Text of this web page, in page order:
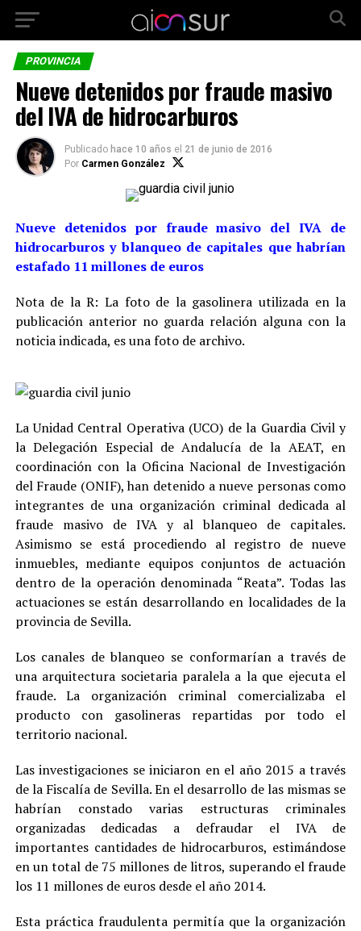
PROVINCIA
Nueve detenidos por fraude masivo
del IVA de hidrocarburos
Publicado hace 10 años el 21 de junio de 2016
Por Carmen González
Nueve detenidos por fraude masivo del IVA de
hidrocarburos y blanqueo de capitales que habrían
estafado 11 millones de euros
Nota de la R: La foto de la gasolinera utilizada en la
publicación anterior no guarda relación alguna con la
noticia indicada, es una foto de archivo.
La Unidad Central Operativa (UCO) de la Guardia Civil y
la Delegación Especial de Andalucía de la AEAT, en
coordinación con la Oficina Nacional de Investigación
del Fraude (ONIF), han detenido a nueve personas como
integrantes de una organización criminal dedicada al
fraude masivo de IVA y al blanqueo de capitales.
Asimismo se está procediendo al registro de nueve
inmuebles, mediante equipos conjuntos de actuación
dentro de la operación denominada “Reata”. Todas las
actuaciones se están desarrollando en localidades de la
provincia de Sevilla.
Los canales de blanqueo se conformarían a través de
una arquitectura societaria paralela a la que ejecuta el
fraude. La organización criminal comercializaba el
producto con gasolineras repartidas por todo el
territorio nacional.
Las investigaciones se iniciaron en el año 2015 a través
de la Fiscalía de Sevilla. En el desarrollo de las mismas se
habrían constado varias estructuras criminales
organizadas dedicadas a defraudar el IVA de
importantes cantidades de hidrocarburos, estimándose
en un total de 75 millones de litros, superando el fraude
los 11 millones de euros desde el año 2014.
Esta práctica fraudulenta permitía que la organización